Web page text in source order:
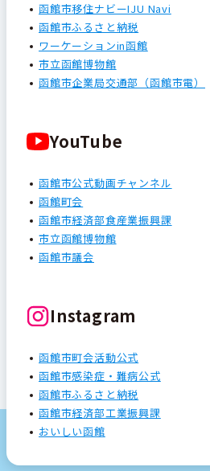
函館市移住ナビーIJU Navi
函館市ふるさと納税
ワーケーションin函館
市立函館博物館
函館市企業局交通部（函館市電）
YouTube
函館市公式動画チャンネル
函館町会
函館市経済部食産業振興課
市立函館博物館
函館市議会
Instagram
函館市町会活動公式
函館市感染症・難病公式
函館市ふるさと納税
函館市経済部工業振興課
おいしい函館